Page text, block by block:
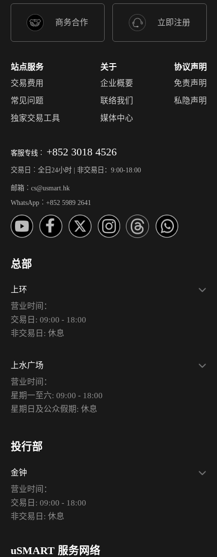
商务合作 立即注册
站点服务
交易费用
常见问题
独家交易工具
关于
企业概要
联络我们
媒体中心
协议声明
免责声明
私隐声明
客服专线︰ +852 3018 4526
交易日︰全日24小时 | 非交易日：9:00-18:00
邮箱︰cs@usmart.hk
WhatsApp︰+852 5989 2641
总部
上环
营业时间：
交易日: 09:00 - 18:00
非交易日: 休息
上水广场
营业时间：
星期一至六: 09:00 - 18:00
星期日及公众假期: 休息
投行部
金钟
营业时间：
交易日: 09:00 - 18:00
非交易日: 休息
uSMART 服务网络